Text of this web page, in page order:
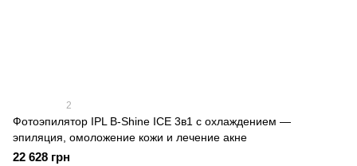
2
Фотоэпилятор IPL B-Shine ICE 3в1 с охлаждением —
эпиляция, омоложение кожи и лечение акне
22 628 грн